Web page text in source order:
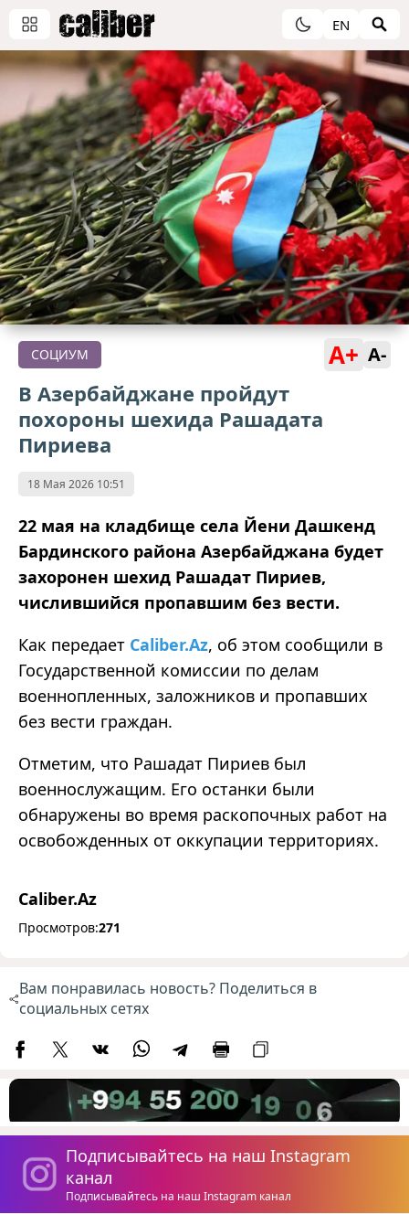
EN
СОЦИУМ A+ A-
В Азербайджане пройдут
похороны шехида Рашадата
Пириева
18 Мая 2026 10:51
22 мая на кладбище села Йени Дашкенд
Бардинского района Азербайджана будет
захоронен шехид Рашадат Пириев,
числившийся пропавшим без вести.
Как передает Caliber.Az, об этом сообщили в
Государственной комиссии по делам
военнопленных, заложников и пропавших
без вести граждан.
Отметим, что Рашадат Пириев был
военнослужащим. Его останки были
обнаружены во время раскопочных работ на
освобожденных от оккупации территориях.
Caliber.Az
Просмотров:271
Вам понравилась новость? Поделиться в
социальных сетях
Подписывайтесь на наш Instagram
канал
Подписывайтесь на наш Instagram канал